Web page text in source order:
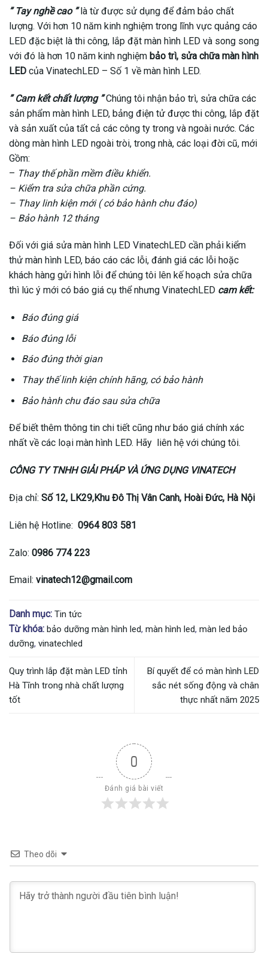
” Tay nghề cao ” là từ được sử dụng để đảm bảo chất
lượng. Với hơn 10 năm kinh nghiệm trong lĩnh vực quảng cáo
LED đặc biệt là thi công, lắp đặt màn hình LED và song song
với đó là hơn 10 năm kinh nghiệm bảo trì, sửa chữa màn hình
LED của VinatechLED – Số 1 về màn hình LED.
” Cam kết chất lượng ”Chúng tôi nhận bảo trì, sửa chữa các
sản phẩm màn hình LED, bảng điện tử được thi công, lắp đặt
và sản xuất của tất cả các công ty trong và ngoài nước. Các
dòng màn hình LED ngoài tròi, trong nhà, các loại đời cũ, mới
Gồm:
– Thay thế phần mềm điều khiển.
– Kiểm tra sửa chữa phần cứng.
– Thay linh kiện mới ( có bảo hành chu đáo)
– Bảo hành 12 tháng
Đối với giá sửa màn hình LED VinatechLED cần phải kiểm
thử màn hình LED, báo cáo các lỗi, đánh giá các lỗi hoặc
khách hàng gửi hình lỗi để chúng tôi lên kế hoạch sửa chữa
thì lúc ý mới có báo giá cụ thể nhưng VinatechLED cam kết:
Báo đúng giá
Báo đúng lỗi
Báo đúng thời gian
Thay thế linh kiện chính hãng, có bảo hành
Bảo hành chu đáo sau sửa chữa
Để biết thêm thông tin chi tiết cũng như báo giá chính xác
nhất về các loại màn hình LED. Hãy liên hệ với chúng tôi.
CÔNG TY TNHH GIẢI PHÁP VÀ ỨNG DỤNG VINATECH
Địa chỉ: Số 12, LK29,Khu Đô Thị Vân Canh, Hoài Đức, Hà Nội
Liên hệ Hotline: 0964 803 581
Zalo: 0986 774 223
Email: vinatech12@gmail.com
Danh mục: Tin tức
Từ khóa: bảo dưỡng màn hình led, màn hình led, màn led bảo
dưỡng, vinatechled
Quy trình lắp đặt màn LED tỉnh
Hà Tĩnh trong nhà chất lượng
tốt
Bí quyết để có màn hình LED
sắc nét sống động và chân
thực nhất năm 2025
0
Đánh giá bài viết
Theo dõi